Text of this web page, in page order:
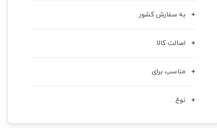
به سفارش کشور
اصالت کالا
مناسب برای
نوع